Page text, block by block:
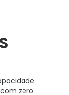
zero